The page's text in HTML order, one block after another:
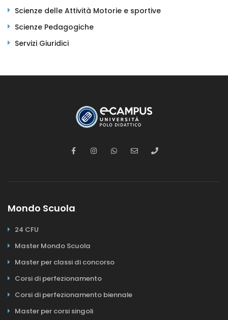
Scienze delle Attività Motorie e sportive
Scienze Pedagogiche
Servizi Giuridici
Mondo Scuola
24 CFU
Master Mondo Scuola
Master per classi di concorso
Corsi di perfezionamento
Corsi di perfezionamento biennale
Master per corsi singoli